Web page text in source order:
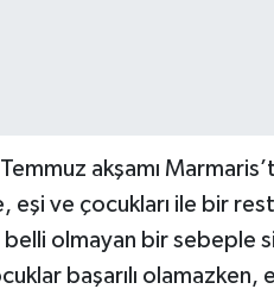
akşamı
eşi ve çocukları ile bir
olmayan bir sebeple
başarılı